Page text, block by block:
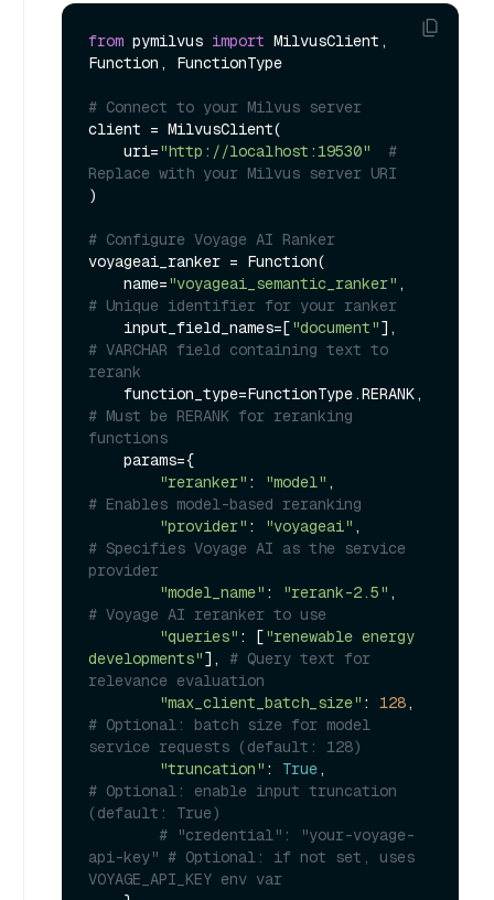
from pymilvus import MilvusClient,
Function, FunctionType
# Connect to your Milvus server
client = MilvusClient(
    uri=
"http://localhost:19530"
#
Replace with your Milvus server URI
)
# Configure Voyage AI Ranker
voyageai_ranker = Function(
    name=
"voyageai_semantic_ranker"
# Unique identifier for your ranker
    input_field_names=[
"document"
# VARCHAR field containing text to
rerank
# Must be RERANK for reranking
functions
"reranker" : "model"
# Enables model-based reranking
"provider" : "voyageai"
# Specifies Voyage AI as the service
provider
"model_name" : "rerank-2.5"
# Voyage AI reranker to use
"queries" : ["renewable energy
developments"], # Query text for
relevance evaluation
"max_client_batch_size" : 128
# Optional: batch size for model
service requests (default: 128)
"truncation" : True
# Optional: enable input truncation
(default: True)
# "credential": "your-voyage-
api-key" # Optional: if not set, uses
VOYAGE_API_KEY env var